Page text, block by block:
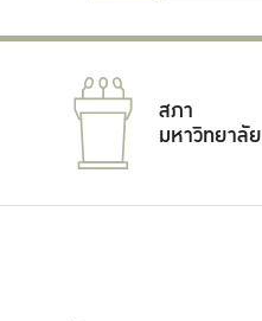
สภา
มหาวิทยาลัย